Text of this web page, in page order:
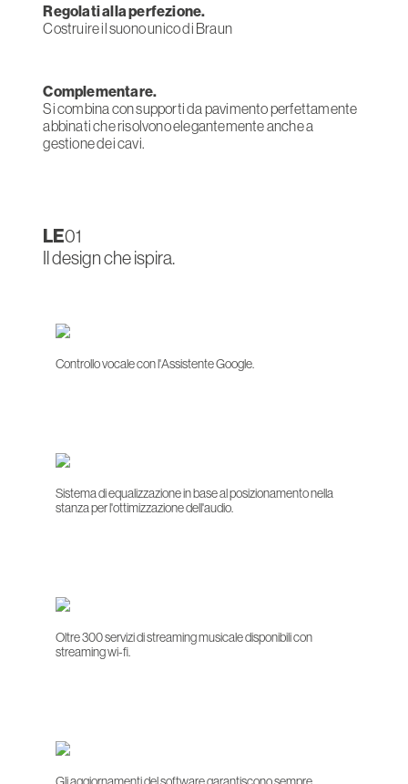
Regolati alla perfezione.
Costruire il suono unico di Braun
Complementare.
Si combina con supporti da pavimento perfettamente
abbinati che risolvono elegantemente anche a
gestione dei cavi.
LE01
Il design che ispira.
Controllo vocale con l'Assistente Google.
Sistema di equalizzazione in base al posizionamento nella
stanza per l'ottimizzazione dell'audio.
Oltre 300 servizi di streaming musicale disponibili con
streaming wi-fi.